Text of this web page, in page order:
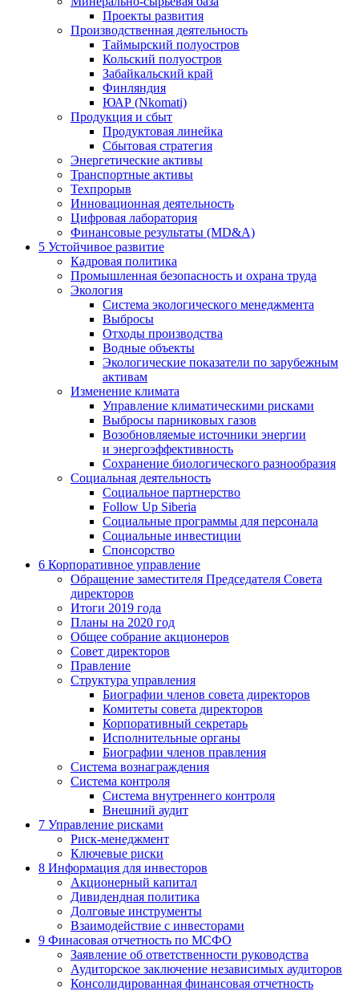
Проекты развития
Производственная деятельность
Таймырский полуостров
Кольский полуостров
Забайкальский край
Финляндия
ЮАР (Nkomati)
Продукция и сбыт
Продуктовая линейка
Сбытовая стратегия
Энергетические активы
Транспортные активы
Техпрорыв
Инновационная деятельность
Цифровая лаборатория
Финансовые результаты (MD&A)
5 Устойчивое развитие
Кадровая политика
Промышленная безопасность и охрана труда
Экология
Система экологического менеджмента
Выбросы
Отходы производства
Водные объекты
Экологические показатели по зарубежным
активам
Изменение климата
Управление климатическими рисками
Выбросы парниковых газов
Возобновляемые источники энергии
и энергоэффективность
Сохранение биологического разнообразия
Социальная деятельность
Социальное партнерство
Follow Up Siberia
Социальные программы для персонала
Социальные инвестиции
Спонсорство
6 Корпоративное управление
Обращение заместителя Председателя Совета
директоров
Итоги 2019 года
Планы на 2020 год
Общее собрание акционеров
Совет директоров
Правление
Структура управления
Биографии членов совета директоров
Комитеты совета директоров
Корпоративный секретарь
Исполнительные органы
Биографии членов правления
Система вознаграждения
Система контроля
Система внутреннего контроля
Внешний аудит
7 Управление рисками
Риск-менеджмент
Ключевые риски
8 Информация для инвесторов
Акционерный капитал
Дивидендная политика
Долговые инструменты
Взаимодействие с инвеcторами
9 Финасовая отчетность по МСФО
Заявление об ответственности руководства
Аудиторское заключение независимых аудиторов
Консолидированная финансовая отчетность